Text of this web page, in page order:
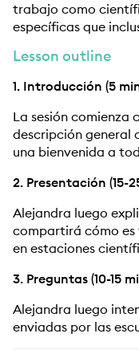
trabajo como
específicas que
Lesson outline
1. Introducción (5
La sesión comienza
descripción general
una bienvenida a
2. Presentación (15-
Alejandra luego
compartirá cómo
en estaciones
3. Preguntas (10-15
Alejandra luego
enviadas por las